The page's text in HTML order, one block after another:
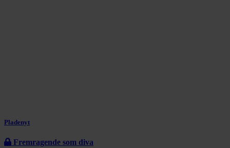
Pladenyt
Fremragende som diva